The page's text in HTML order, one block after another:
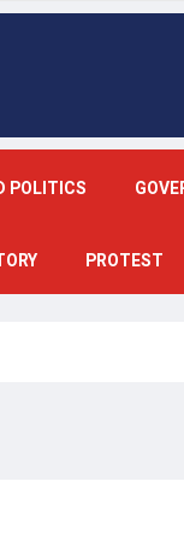
POLITICS
PROTEST